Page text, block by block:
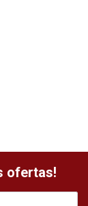
ofertas!